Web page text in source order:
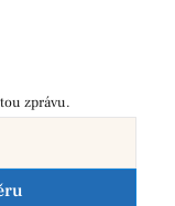
zprávu.